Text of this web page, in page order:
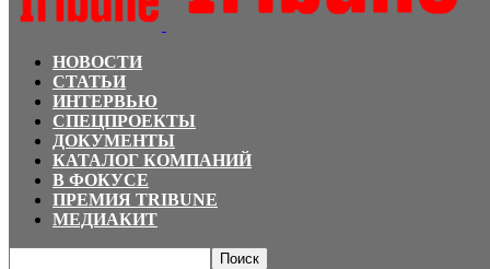
НОВОСТИ
СТАТЬИ
ИНТЕРВЬЮ
СПЕЦПРОЕКТЫ
ДОКУМЕНТЫ
КАТАЛОГ КОМПАНИЙ
В ФОКУСЕ
ПРЕМИЯ TRIBUNE
МЕДИАКИТ